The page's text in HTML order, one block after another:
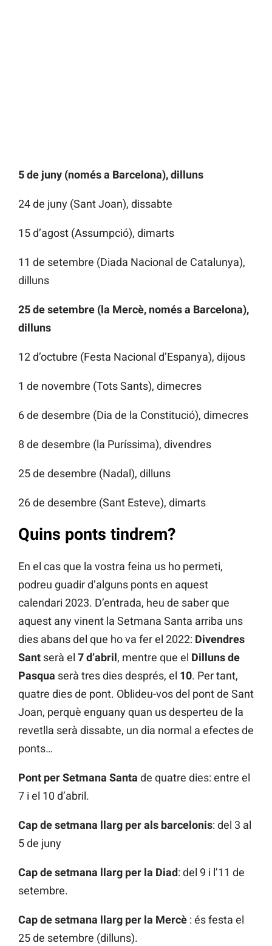
5 de juny (només a Barcelona), dilluns
24 de juny (Sant Joan), dissabte
15 d’agost (Assumpció), dimarts
11 de setembre (Diada Nacional de Catalunya),
dilluns
25 de setembre (la Mercè, només a Barcelona),
dilluns
12 d’octubre (Festa Nacional d’Espanya), dijous
1 de novembre (Tots Sants), dimecres
6 de desembre (Dia de la Constitució), dimecres
8 de desembre (la Puríssima), divendres
25 de desembre (Nadal), dilluns
26 de desembre (Sant Esteve), dimarts
Quins ponts tindrem?
En el cas que la vostra feina us ho permeti,
podreu guadir d’alguns ponts en aquest
calendari 2023. D’entrada, heu de saber que
aquest any vinent la Setmana Santa arriba uns
dies abans del que ho va fer el 2022: Divendres
Sant serà el 7 d’abril, mentre que el Dilluns de
Pasqua serà tres dies després, el 10. Per tant,
quatre dies de pont. Oblideu-vos del pont de Sant
Joan, perquè enguany quan us desperteu de la
revetlla serà dissabte, un dia normal a efectes de
ponts…
Pont per Setmana Santa de quatre dies: entre el
7 i el 10 d’abril.
Cap de setmana llarg per als barcelonis: del 3 al
5 de juny
Cap de setmana llarg per la Diad: del 9 i l’11 de
setembre.
Cap de setmana llarg per la Mercè : és festa el
25 de setembre (dilluns).